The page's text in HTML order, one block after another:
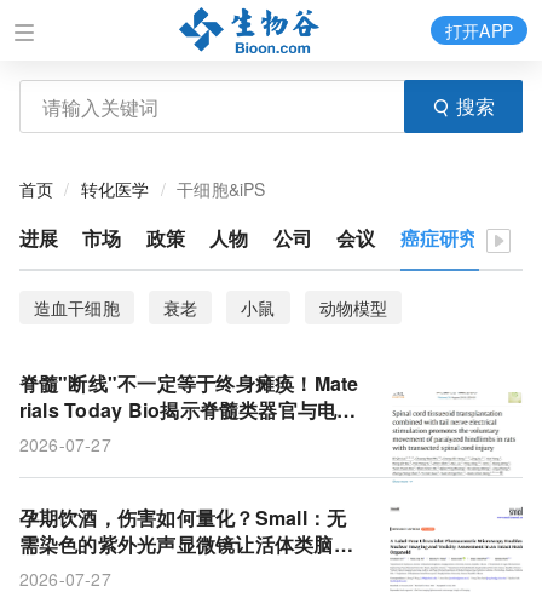
搜索
打开APP
首页 转化医学 干细胞&iPS
进展 市场 政策 人物 公司 会议 癌症研究
造血干细胞 衰老 小鼠 动物模型
脊髓"断线"不一定等于终身瘫痪！Mate
rials Today Bio揭示脊髓类器官与电刺
激的协同修复奥秘
2026-07-27
孕期饮酒，伤害如何量化？Small：无
需染色的紫外光声显微镜让活体类脑器
官中酒精的细胞毒性暴露无遗
2026-07-27